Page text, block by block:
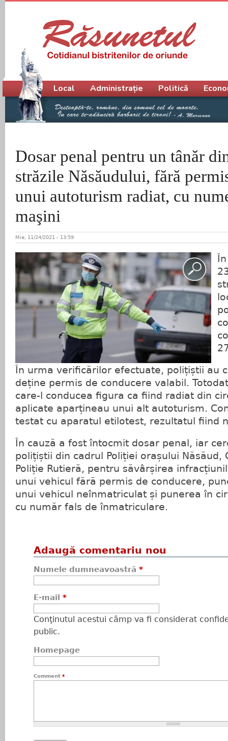
Dosar penal pentru un tânăr
străzile Năsăudului, fără
unui autoturism radiat, cu
maşini
Mie, 11/24/2021 - 13:59
În urma verificărilor efectuate, polițiștii au
deține permis de conducere valabil.
care-l conducea figura ca fiind radiat din
aplicate aparțineau unui alt autoturism.
testat cu aparatul etilotest, rezultatul fiind
În cauză a fost întocmit dosar penal, iar
polițiștii din cadrul Poliției orașului Năsăud,
Poliție Rutieră, pentru săvârșirea
unui vehicul fără permis de conducere,
unui vehicul neînmatriculat și punerea în
cu număr fals de înmatriculare.
Adaugă comentariu nou
Numele dumneavoastră *
E-mail *
Conţinutul acestui câmp va fi considerat
public.
Homepage
Comment *
Meniu principal
Local Administrație Politică